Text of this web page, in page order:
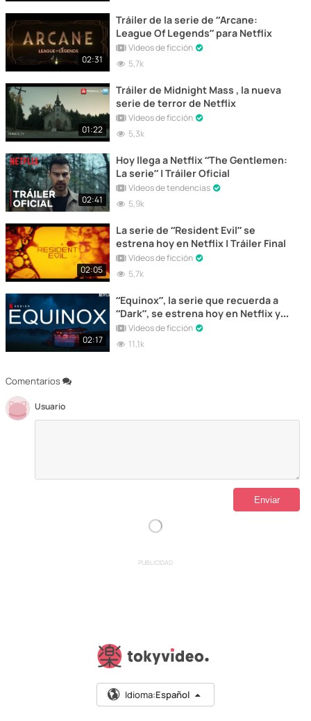
Comentarios
Usuario
02:31
Tráiler de la serie de “Arcane:
League Of Legends” para Netflix
Vídeos de ficción
5,7k
01:22
Tráiler de Midnight Mass , la nueva
serie de terror de Netflix
Vídeos de ficción
5,3k
02:41
Hoy llega a Netflix “The Gentlemen:
La serie” | Tráiler Oficial
Vídeos de tendencias
5,9k
02:05
La serie de “Resident Evil” se
estrena hoy en Netflix | Tráiler Final
Vídeos de ficción
5,7k
02:17
“Equinox”, la serie que recuerda a
“Dark”, se estrena hoy en Netflix y
este es su tráiler
Vídeos de ficción
11,1k
PUBLICIDAD
Idioma:Español